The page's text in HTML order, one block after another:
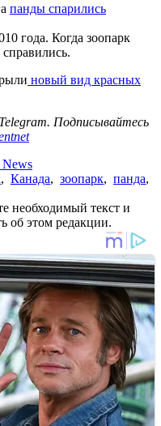
панды спарились
года. Когда зоопарк
новый вид красных
Подписывайтесь
News
, Канада, зоопарк, панда,
необходимый текст и
об этом редакции.